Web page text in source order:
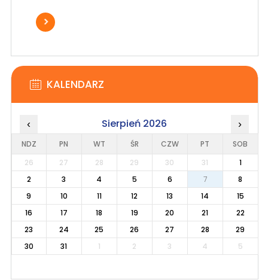
KALENDARZ
‹ Sierpień 2026 ›
NDZ PN WT ŚR CZW PT
SOB
26
27 28 29 30 31
1
2
3 4 5 6 7
8
9
10 11 12 13 14
15
16
17 18 19 20 21
22
23
24 25 26 27 28
29
30
31 1 2 3 4 5